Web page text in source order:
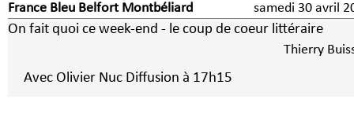
France Bleu Belfort Montbéliard samedi 30 avril
On fait quoi ce week-end - le coup de coeur littéraire
Thierry
Avec Olivier Nuc Diffusion à 17h15